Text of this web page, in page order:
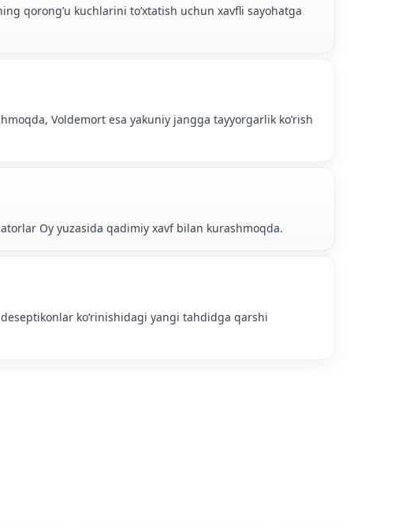
qorong’u kuchlarini to’xtatish uchun xavfli sayohatga
Voldemort esa yakuniy jangga tayyorgarlik ko’rish
Oy yuzasida qadimiy xavf bilan kurashmoqda.
koʻrinishidagi yangi tahdidga qarshi